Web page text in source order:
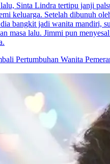
Sinta Lindra tertipu janji
keluarga. Setelah dibunuh
bangkit jadi wanita mandiri,
masa lalu. Jimmi pun
Pertumbuhan Wanita